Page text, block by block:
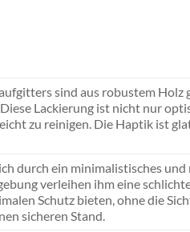
sind aus robustem
Lackierung ist nicht nur
zu reinigen. Die Haptik ist
durch ein minimalistisches
verleihen ihm eine
Schutz bieten, ohne die
sicheren Stand.